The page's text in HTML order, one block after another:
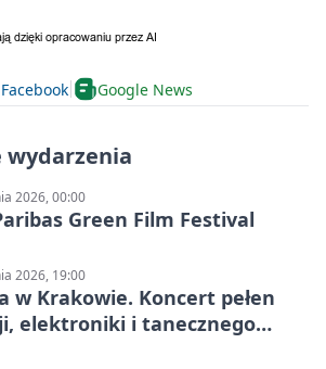
Facebook Google News
wydarzenia
2026, 00:00
Green Film Festival
2026, 19:00
w Krakowie. Koncert pełen
elektroniki i tanecznego